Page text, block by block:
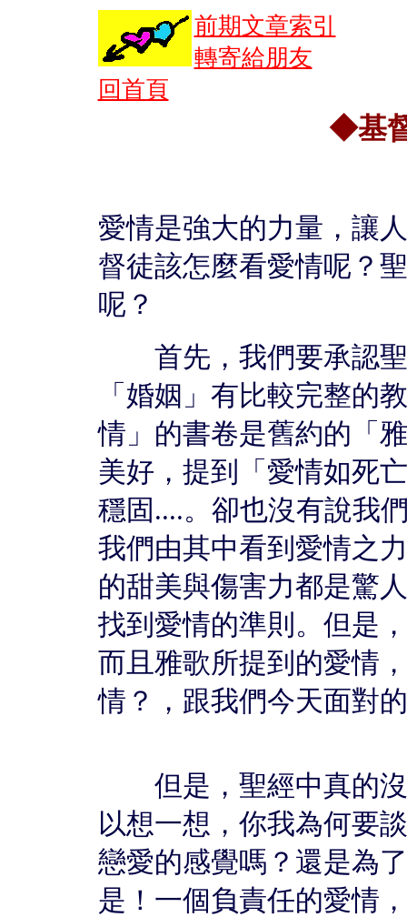
前期文章索引
轉寄給朋友
回首頁
◆基
愛情是強大的力量，讓
督徒該怎麼看愛情呢？
呢？
首先，我們要承認聖
「婚姻」有比較完整的
情」的書卷是舊約的「
美好，提到「愛情如死
穩固....。卻也沒有說我
我們由其中看到愛情之
的甜美與傷害力都是驚
找到愛情的準則。但是
而且雅歌所提到的愛情
情？，跟我們今天面對
但是，聖經中真的沒
以想一想，你我為何要
戀愛的感覺嗎？還是為
是！一個負責任的愛情